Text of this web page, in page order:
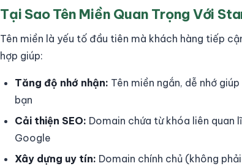
Tại Sao Tên Miền Quan Trọng Với
Tên miền là yếu tố đầu tiên mà khách hàng tiếp
hợp giúp:
Tăng độ nhớ nhận: Tên miền ngắn, dễ nhớ
bạn
Cải thiện SEO: Domain chứa từ khóa liên quan
Google
Xây dựng uy tín: Domain chính chủ (không